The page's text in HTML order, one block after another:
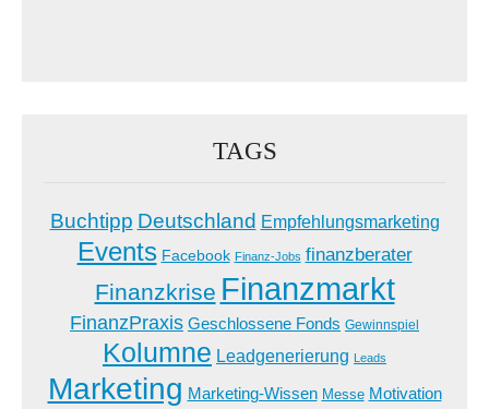
TAGS
Buchtipp Deutschland Empfehlungsmarketing
Events Facebook Finanz-Jobs finanzberater
Finanzkrise Finanzmarkt
FinanzPraxis Geschlossene Fonds Gewinnspiel
Kolumne Leadgenerierung Leads
Marketing Marketing-Wissen Messe Motivation